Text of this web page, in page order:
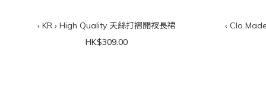
‹ KR › High Quality 天絲打褶開衩長裙
HK$309.00
‹ Clo